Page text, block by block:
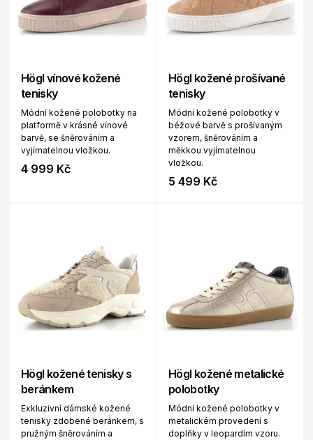
Högl vínové kožené
tenisky
Módní kožené polobotky na
platformě v krásné vínové
barvě, se šněrováním a
vyjímatelnou vložkou.
4 999 Kč
Högl kožené prošívané
tenisky
Módní kožené polobotky v
béžové barvě s prošívaným
vzorem, šněrováním a
měkkou vyjímatelnou
vložkou.
5 499 Kč
Högl kožené tenisky s
beránkem
Exkluzivní dámské kožené
tenisky zdobené beránkem, s
pružným šněrováním a
Högl kožené metalické
polobotky
Módní kožené polobotky v
metalickém provedení s
doplňky v leopardím vzoru.